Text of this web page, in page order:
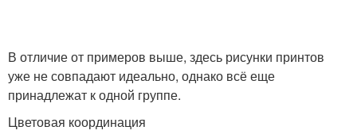
В отличие от примеров выше, здесь рисунки принтов
уже не совпадают идеально, однако всё еще
принадлежат к одной группе.
Цветовая координация